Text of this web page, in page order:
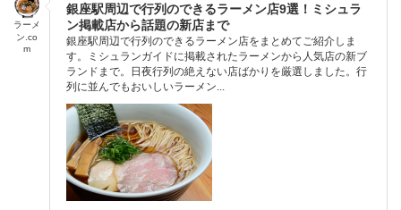
ラーメ
ン.co
m
銀座駅周辺で行列のできるラーメン店9選！ミシュラ
ン掲載店から話題の新店まで
銀座駅周辺で行列のできるラーメン店をまとめてご紹介しま
す。ミシュランガイドに掲載されたラーメンから人気店の新ブ
ランドまで。日夜行列の絶えない店ばかりを厳選しました。行
列に並んでもおいしいラーメン...